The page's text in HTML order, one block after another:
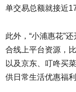
单交易总额就接近
此外，“小浦惠花”
合线上平台资源，
以及京东、叮咚买
供日常生活优惠福